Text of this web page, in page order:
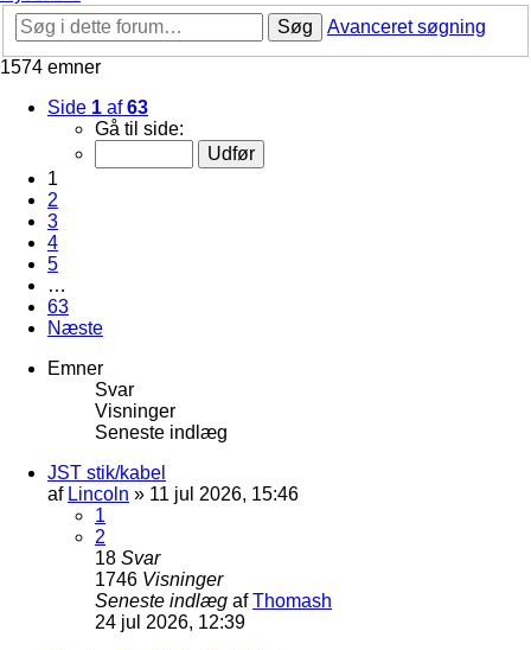
Søg
Avanceret søgning
1574 emner
Side 1 af63
Gå til side:
1
2
3
4
5
…
63
Næste
Emner
Svar
Visninger
Seneste indlæg
JST stik/kabel
af Lincoln » 11 jul 2026, 15:46
1
2
18 Svar
1746 Visninger
Seneste indlæg afThomash
24 jul 2026, 12:39